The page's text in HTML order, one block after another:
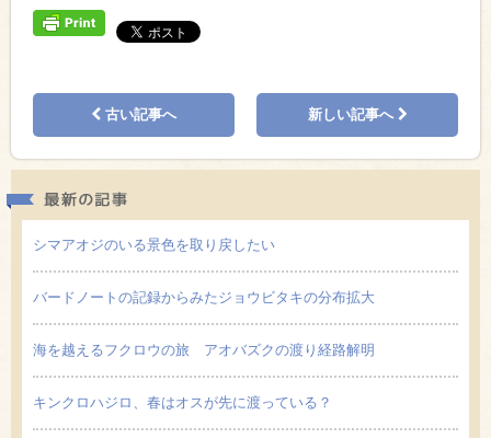
古い記事へ 新しい記事へ
シマアオジのいる景色を取り戻したい
バードノートの記録からみたジョウビタキの分布拡大
海を越えるフクロウの旅 アオバズクの渡り経路解明
キンクロハジロ、春はオスが先に渡っている？